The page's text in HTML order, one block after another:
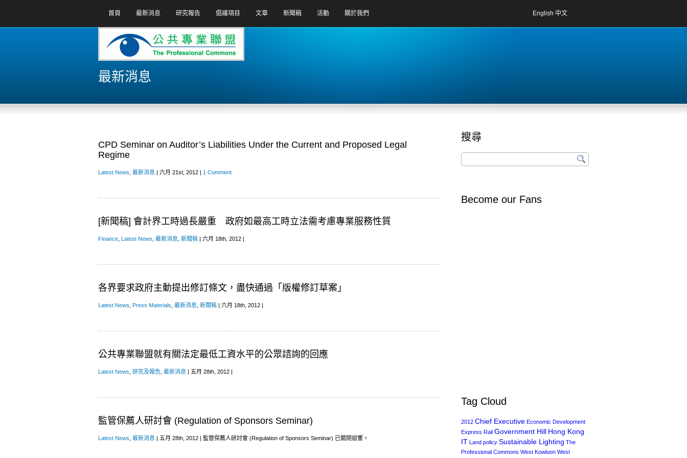
首頁 最新消息 研究報告 倡議項目 文章 新聞稿 活動 關於我們 English 中文
最新消息
CPD Seminar on Auditor’s Liabilities Under the Current and Proposed Legal
Regime
Latest News 最新消息 | 六月 21st, 2012 | 1 Comment
[新聞稿] 會計界工時過長嚴重 政府如最高工時立法需考慮專業服務性質
Finance Latest News 最新消息 新聞稿 | 六月 18th, 2012 |
各界要求政府主動提出修訂條文，盡快通過「版權修訂草案」
Latest News Press Materials 最新消息 新聞稿 | 六月 18th, 2012 |
公共專業聯盟就有關法定最低工資水平的公眾諮詢的回應
Latest News 研究及報告 最新消息 | 五月 28th, 2012 |
監管保薦人研討會 (Regulation of Sponsors Seminar)
Latest News 最新消息 | 五月 28th, 2012 | 監管保薦人研討會 (Regulation of Sponsors Seminar) 已關閉迴響。
搜尋
Become our Fans
Tag Cloud
2012 Chief Executive Economic Development
Express Rail Government Hill Hong Kong
IT Land policy Sustainable Lighting The
Professional Commons West Kowloon West